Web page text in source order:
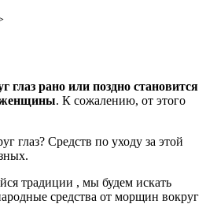
рано или поздно становится
женщины. К сожалению, от этого
глаз? Средств по уходу за этой
традиции , мы будем искать
средства от морщин вокруг